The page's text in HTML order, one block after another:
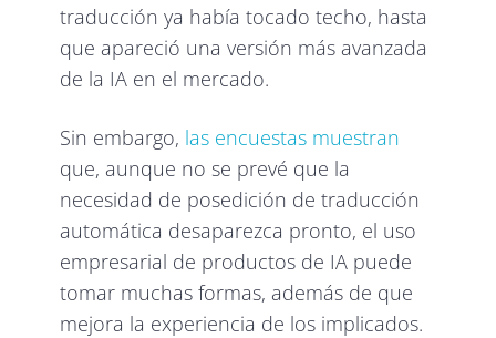
traducción ya había tocado techo, hasta
que apareció una versión más avanzada
de la IA en el mercado.
Sin embargo, las encuestas muestran
que, aunque no se prevé que la
necesidad de posedición de traducción
automática desaparezca pronto, el uso
empresarial de productos de IA puede
tomar muchas formas, además de que
mejora la experiencia de los implicados.